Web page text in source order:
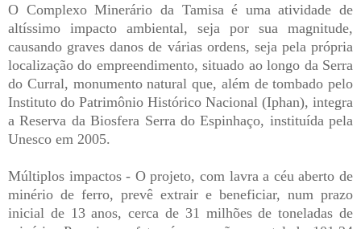
O Complexo Minerário da Tamisa é uma atividade de
altíssimo impacto ambiental, seja por sua magnitude,
causando graves danos de várias ordens, seja pela própria
localização do empreendimento, situado ao longo da Serra
do Curral, monumento natural que, além de tombado pelo
Instituto do Patrimônio Histórico Nacional (Iphan), integra
a Reserva da Biosfera Serra do Espinhaço, instituída pela
Unesco em 2005.
Múltiplos impactos - O projeto, com lavra a céu aberto de
minério de ferro, prevê extrair e beneficiar, num prazo
inicial de 13 anos, cerca de 31 milhões de toneladas de